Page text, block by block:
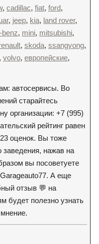
, cadillac, fiat, ford,
, jeep, kia, land rover,
benz, mini, mitsubishi,
, skoda, ssangyong,
, volvo, европейские,
автосервисы. Во
старайтесь
организации: +7 (995)
рейтинг равен
оценок. Вы тоже
заведения, нажав на
вы посоветуете
А еще
отзыв 💬 на
будет полезно узнать